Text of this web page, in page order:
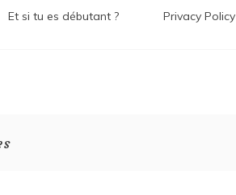
!
Et si tu es débutant ? Privacy Policy